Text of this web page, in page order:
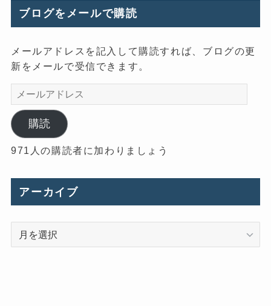
ブログをメールで購読
メールアドレスを記入して購読すれば、ブログの更
新をメールで受信できます。
メ
ー
ル
ア
ド
ス
購読
971人の購読者に加わりましょう
アーカイブ